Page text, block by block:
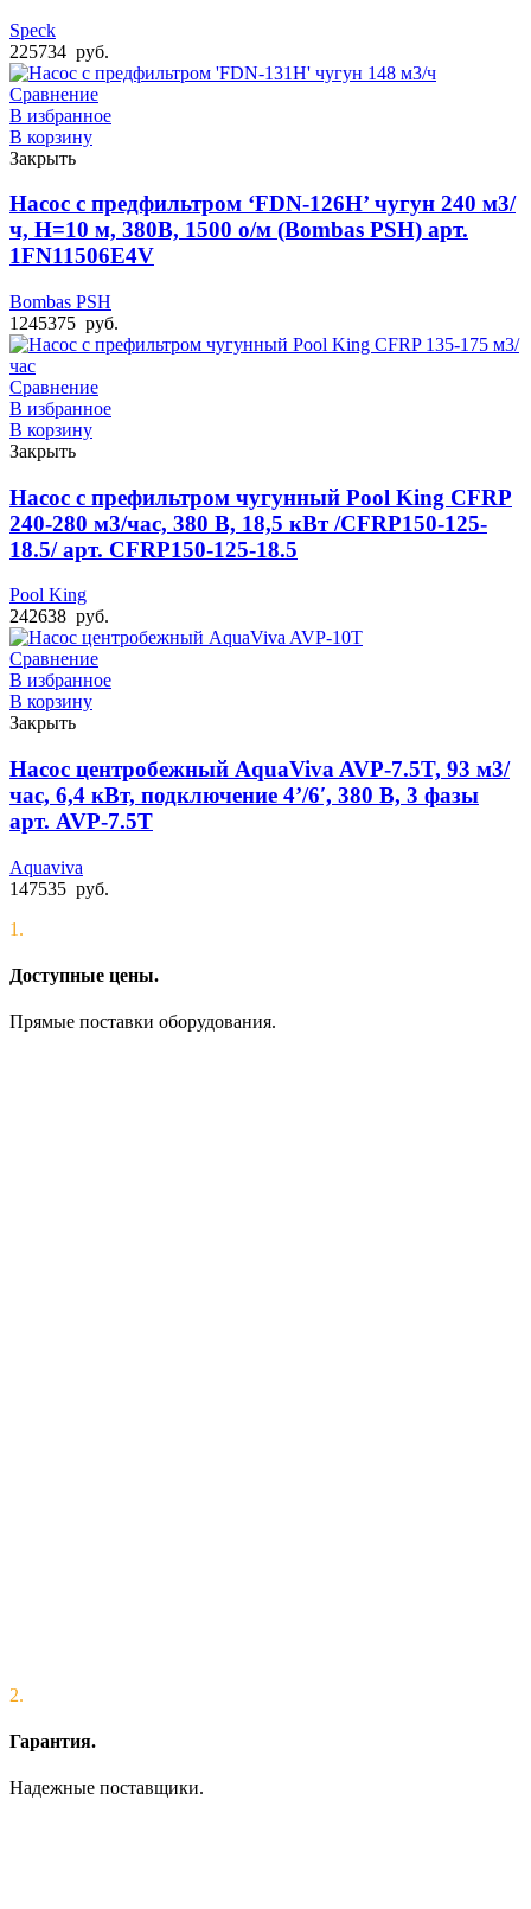
Speck
225734 руб.
Сравнение
В избранное
В корзину
Закрыть
Насос с предфильтром ‘FDN-126H’ чугун 240 м3/
ч, Н=10 м, 380В, 1500 о/м (Bombas PSH) арт.
1FN11506E4V
Bombas PSH
1245375 руб.
Сравнение
В избранное
В корзину
Закрыть
Насос с префильтром чугунный Pool King CFRP
240-280 м3/час, 380 В, 18,5 кВт /CFRP150-125-
18.5/ арт. CFRP150-125-18.5
Pool King
242638 руб.
Сравнение
В избранное
В корзину
Закрыть
Насос центробежный AquaViva AVP-7.5T, 93 м3/
час, 6,4 кВт, подключение 4’/6′, 380 В, 3 фазы
арт. AVP-7.5T
Aquaviva
147535 руб.
1.
Доступные цены.
Прямые поставки оборудования.
2.
Гарантия.
Надежные поставщики.